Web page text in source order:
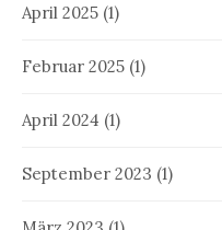
April 2025 (1)
Februar 2025 (1)
April 2024 (1)
September 2023 (1)